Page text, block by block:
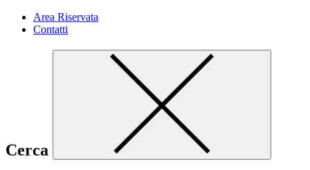
Area Riservata
Contatti
Cerca